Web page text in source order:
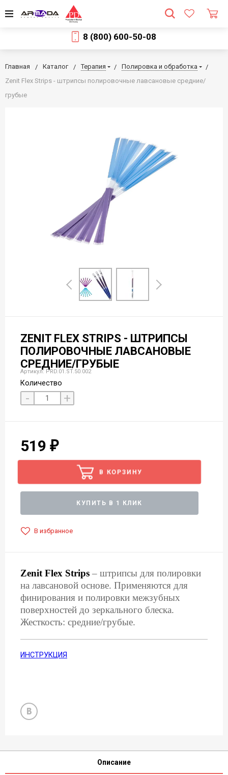
8 (800) 600-50-08
Главная Каталог Терапия
Полировка и обработка
Zenit Flex Strips - штрипсы полировочные лавсановые средние/
грубые
ZENIT FLEX STRIPS - ШТРИПСЫ
ПОЛИРОВОЧНЫЕ ЛАВСАНОВЫЕ
СРЕДНИЕ/ГРУБЫЕ
Артикул: PRD.01.ST.50.002
Количество
- +
519
В КОРЗИНУ
КУПИТЬ В 1 КЛИК
В избранное
Zenit Flex Strips – штрипсы для полировки
на лавсановой основе. Применяются для
финирования и полировки межзубных
поверхностей до зеркального блеска.
Жесткость: средние/грубые.
ИНСТРУКЦИЯ
Описание